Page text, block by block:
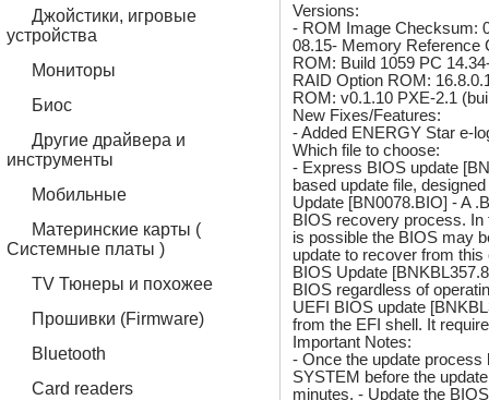
Джойстики, игровые
устройства
Мониторы
Биос
Другие драйвера и
инструменты
Мобильные
Материнские карты (
Системные платы )
TV Тюнеры и похожее
Прошивки (Firmware)
Bluetooth
Card readers
Versions:
- ROM Image Checksum:
08.15- Memory Reference
ROM: Build 1059 PC
RAID Option ROM:
ROM: v0.1.10 PXE-2.1
New Fixes/Features:
- Added ENERGY Star e-
Which file to choose:
- Express BIOS update
based update file,
Update [BN0078.BIO] - A
BIOS recovery process. In
is possible the BIOS may
update to recover from
BIOS Update
BIOS regardless of
UEFI BIOS update
from the EFI shell. It
Important Notes:
- Once the update
SYSTEM before the
minutes. - Update the